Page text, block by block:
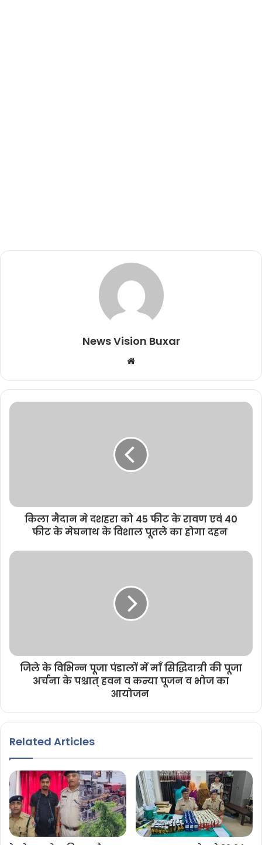
News Vision Buxar
b
s
e
किला मैदान मे दशहरा को 45 फीट के रावण एवं 40
फीट के मेघनाथ के विशाल पूतले का होगा दहन
जिले के विभिन्न पूजा पंडालों में माँ सिद्धिदात्री की पूजा
अर्चना के पश्चात् हवन व कन्या पूजन व भोज का
आयोजन
Related Articles